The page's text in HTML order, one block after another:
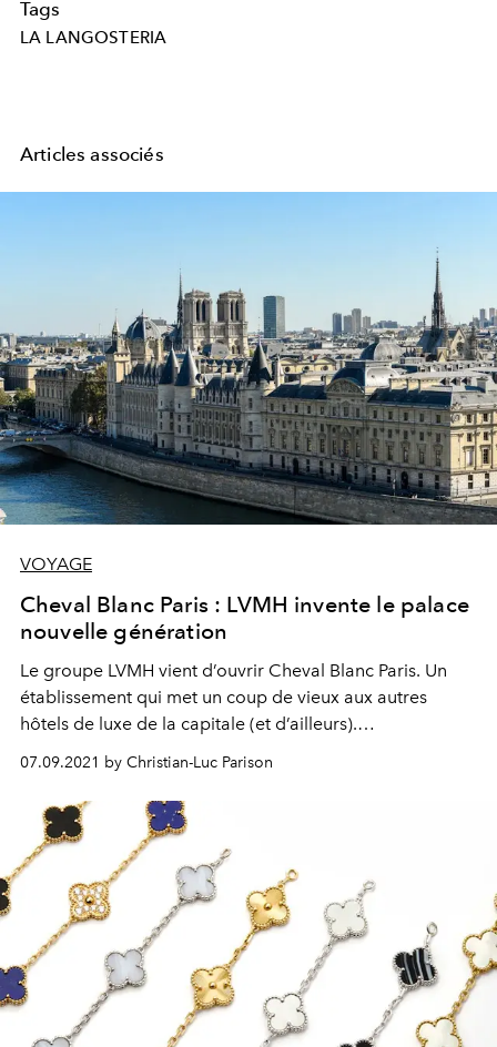
Tags
LA LANGOSTERIA
Articles associés
VOYAGE
Cheval Blanc Paris : LVMH invente le palace
nouvelle génération
Le groupe LVMH vient d’ouvrir Cheval Blanc Paris. Un
établissement qui met un coup de vieux aux autres
hôtels de luxe de la capitale (et d’ailleurs).
enfin dans le 21
ème
07.09.2021 by Christian-Luc Parison